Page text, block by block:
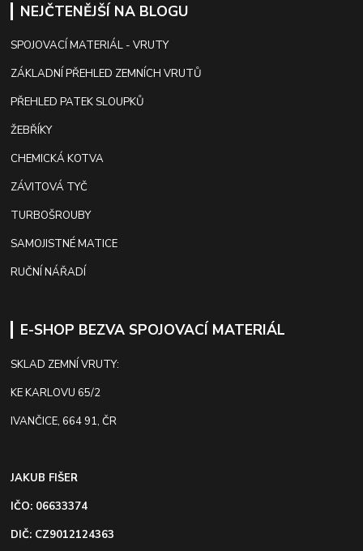
NEJČTENĚJŠÍ NA BLOGU
SPOJOVACÍ MATERIÁL - VRUTY
ZÁKLADNÍ PŘEHLED ZEMNÍCH VRUTŮ
PŘEHLED PATEK SLOUPKŮ
ŽEBŘÍKY
CHEMICKÁ KOTVA
ZÁVITOVÁ TYČ
TURBOŠROUBY
SAMOJISTNÉ MATICE
RUČNÍ NÁŘADÍ
E-SHOP BEZVA SPOJOVACÍ MATERIÁL
SKLAD ZEMNÍ VRUTY:
KE KARLOVU 65/2
IVANČICE, 664 91, ČR
JAKUB FIŠER
IČO: 06633374
DIČ: CZ9012124363